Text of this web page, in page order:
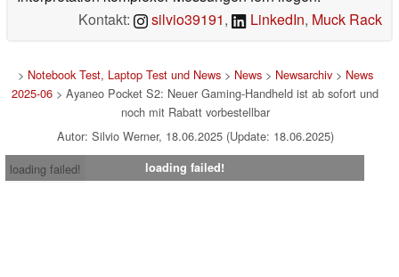
Kontakt:
silvio39191, LinkedIn, Muck Rack
> Notebook Test, Laptop Test und News> News> Newsarchiv> News
2025-06 > Ayaneo Pocket S2: Neuer Gaming-Handheld ist ab sofort und
noch mit Rabatt vorbestellbar
Autor: Silvio Werner, 18.06.2025 (Update: 18.06.2025)
loading failed!
loading failed!